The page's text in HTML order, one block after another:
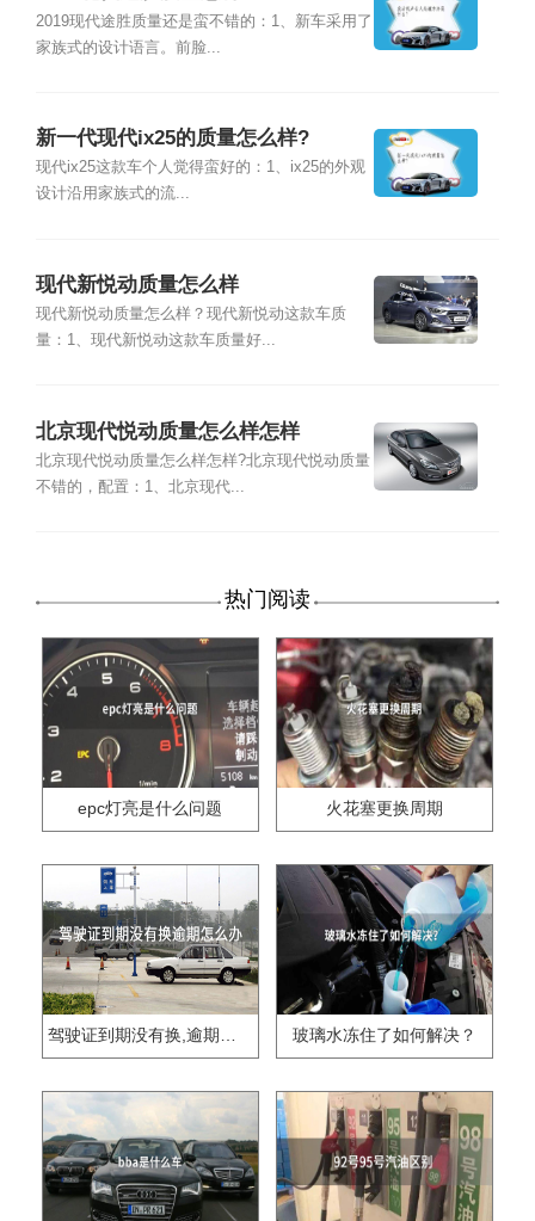
2019现代途胜质量还是蛮不错的：1、新车采用了
家族式的设计语言。前脸...
新一代现代ix25的质量怎么样?
现代ix25这款车个人觉得蛮好的：1、ix25的外观
设计沿用家族式的流...
现代新悦动质量怎么样
现代新悦动质量怎么样？现代新悦动这款车质
量：1、现代新悦动这款车质量好...
北京现代悦动质量怎么样怎样
北京现代悦动质量怎么样怎样?北京现代悦动质量
不错的，配置：1、北京现代...
热门阅读
epc灯亮是什么问题 火花塞更换周期
驾驶证到期没有换,逾期怎么办?? 玻璃水冻住了如何解决？